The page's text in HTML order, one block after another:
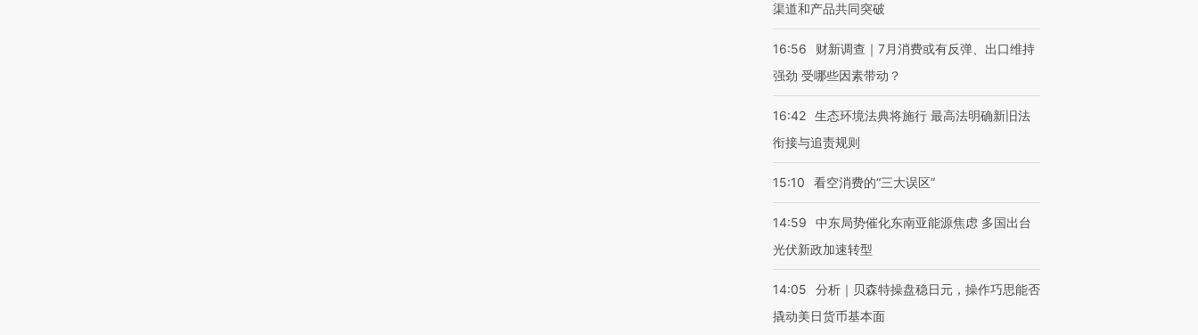
渠道和产品共同突破
16:56
财新调查｜7月消费或有反弹、出口维持
强劲 受哪些因素带动？
16:42 生态环境法典将施行 最高法明确新旧法
衔接与追责规则
15:10 看空消费的“三大误区”
14:59
中东局势催化东南亚能源焦虑 多国出台
光伏新政加速转型
14:05
分析｜贝森特操盘稳日元，操作巧思能否
撬动美日货币基本面